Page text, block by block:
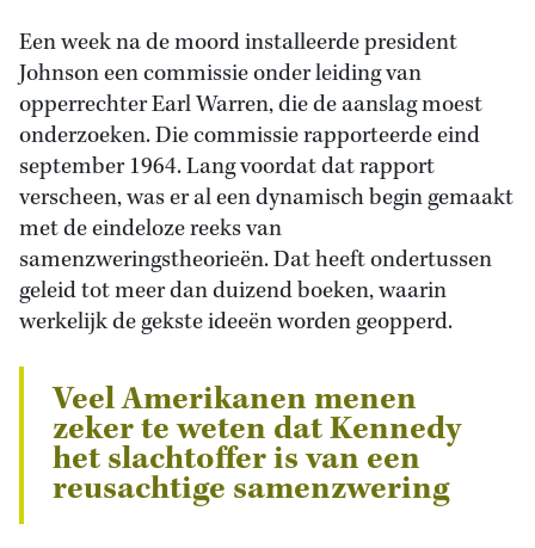
Een week na de moord installeerde president
Johnson een commissie onder leiding van
opperrechter Earl Warren, die de aanslag moest
onderzoeken. Die commissie rapporteerde eind
september 1964. Lang voordat dat rapport
verscheen, was er al een dynamisch begin gemaakt
met de eindeloze reeks van
samenzweringstheorieën. Dat heeft ondertussen
geleid tot meer dan duizend boeken, waarin
werkelijk de gekste ideeën worden geopperd.
Veel Amerikanen menen
zeker te weten dat Kennedy
het slachtoffer is van een
reusachtige samenzwering